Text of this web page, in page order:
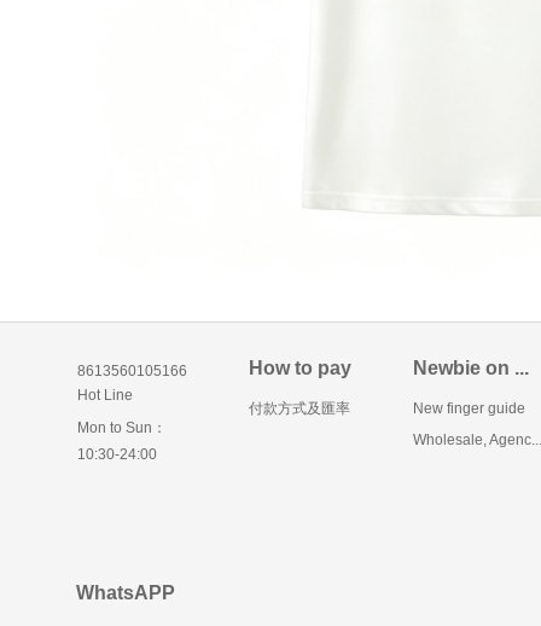
8613560105166
Hot Line
Mon to Sun：
10:30-24:00
How to pay
付款方式及匯率
Newbie on ...
New finger guide
Wholesale, Agenc...
WhatsAPP